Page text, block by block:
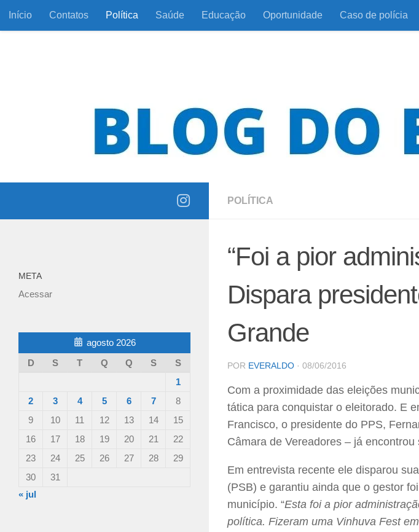
Skip to content
Início Contatos Política Saúde Educação Oportunidade Caso de polícia
POLÍTICA
“Foi a pior
Dispara
Grande
POR EVERALDO · 08/06/2016
Com a proximidade das eleições
tática para conquistar o eleitorado. E
Francisco, o presidente do PPS,
Câmara de Vereadores – já encontrou
Em entrevista recente ele disparou
(PSB) e garantiu ainda que o gestor
município. “Esta foi a pior
política. Fizeram uma Vinhuva Fest
META
Acessar
agosto 2026
D
S T Q Q S
S
1
2
3 4 5 6 7
8
9
10 11 12 13 14
15
16
17 18 19 20 21
22
23
24 25 26 27 28
29
30
31
« jul